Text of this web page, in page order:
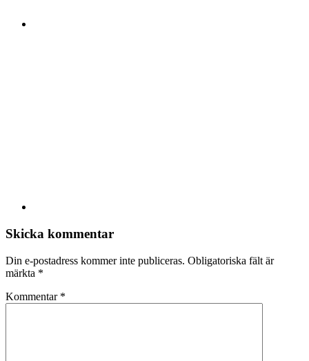
Skicka kommentar
Din e-postadress kommer inte publiceras. Obligatoriska fält är
märkta *
Kommentar *